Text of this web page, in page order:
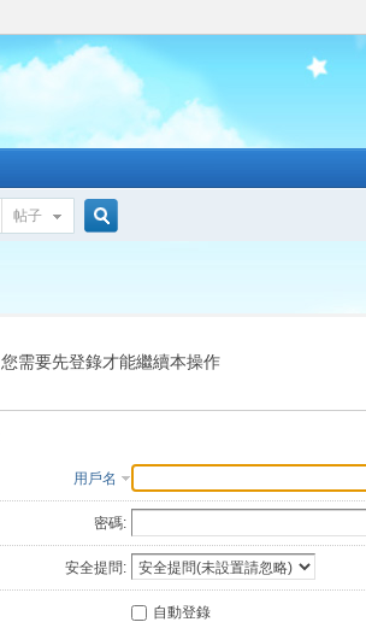
帖子
索
您需要先登錄才能繼續本操作
用戶名
密碼:
安全提問:
自動登錄